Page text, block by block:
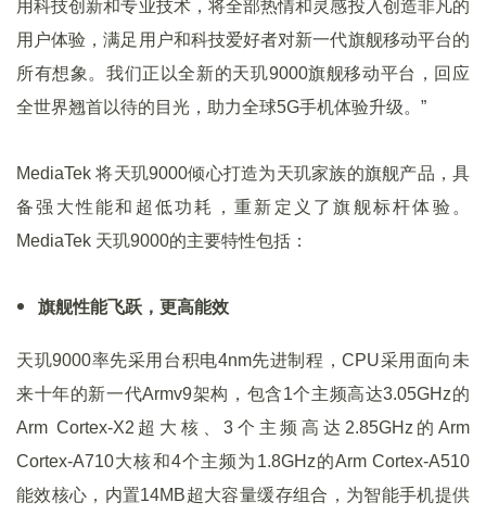
用科技创新和专业技术，将全部热情和灵感投入创造非凡的
用户体验，满足用户和科技爱好者对新一代旗舰移动平台的
所有想象。我们正以全新的天玑9000旗舰移动平台，回应
全世界翘首以待的目光，助力全球5G手机体验升级。”
MediaTek 将天玑9000倾心打造为天玑家族的旗舰产品，具
备强大性能和超低功耗，重新定义了旗舰标杆体验。
MediaTek 天玑9000的主要特性包括：
旗舰性能飞跃，更高能效
天玑9000率先采用台积电4nm先进制程，CPU采用面向未
来十年的新一代Armv9架构，包含1个主频高达3.05GHz的
Arm Cortex-X2超大核、3个主频高达2.85GHz的Arm
Cortex-A710大核和4个主频为1.8GHz的Arm Cortex-A510
能效核心，内置14MB超大容量缓存组合，为智能手机提供